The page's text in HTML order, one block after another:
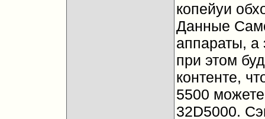
копейуи
Данные
аппараты, а
при этом
контенте,
5500
32D5000.